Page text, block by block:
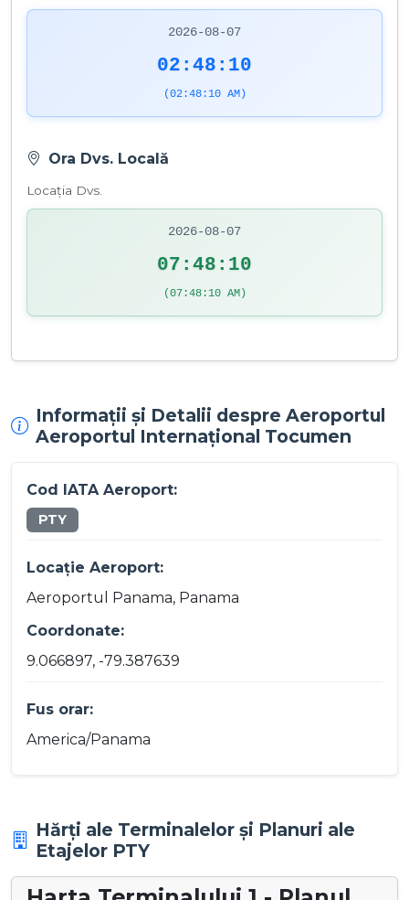
2026-08-07
02:48:10
(02:48:10 AM)
Ora Dvs. Locală
Locația Dvs.
2026-08-07
07:48:10
(07:48:10 AM)
Informații și Detalii despre Aeroportul
Aeroportul Internațional Tocumen
Cod IATA Aeroport:
PTY
Locație Aeroport:
Aeroportul Panama, Panama
Coordonate:
9.066897, -79.387639
Fus orar:
America/Panama
Hărți ale Terminalelor și Planuri ale
Etajelor PTY